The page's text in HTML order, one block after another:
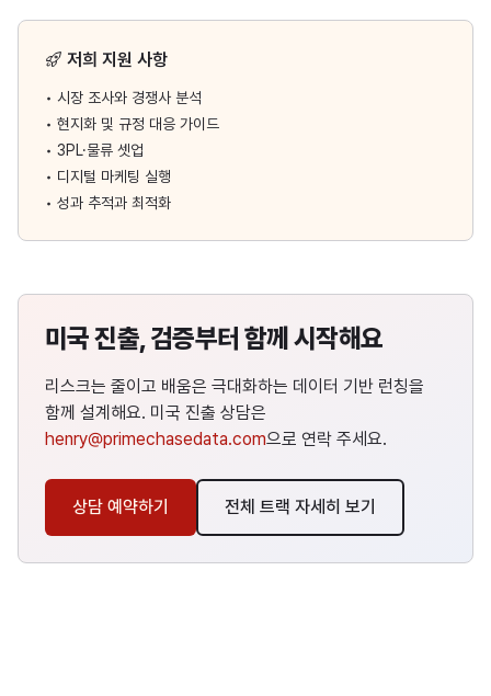
저희 지원 사항
• 시장 조사와 경쟁사 분석
• 현지화 및 규정 대응 가이드
• 3PL·물류 셋업
• 디지털 마케팅 실행
• 성과 추적과 최적화
미국 진출, 검증부터 함께 시작해요
리스크는 줄이고 배움은 극대화하는 데이터 기반 런칭을
함께 설계해요. 미국 진출 상담은
henry@primechasedata.com으로 연락 주세요.
상담 예약하기 전체 트랙 자세히 보기